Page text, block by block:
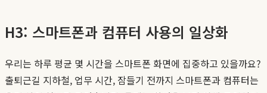
H3: 스마트폰과 컴퓨터 사용의 일상화
우리는 하루 평균 몇 시간을 스마트폰 화면에 집중하고 있을까요?
출퇴근길 지하철, 업무 시간, 잠들기 전까지 스마트폰과 컴퓨터는